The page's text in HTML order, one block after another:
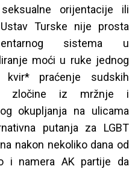
orijentacije ili
Turske nije prosta
sistema u
moći u ruke jednog
kvir* praćenje sudskih
zločine iz mržnje i
okupljanja na ulicama
putanja za LGBT
nakon nekoliko dana od
i namera AK partije da